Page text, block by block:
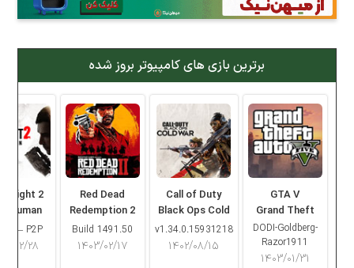
جهت دریافت آخرین اخبار و اطلاعات ما را در کانال رسمی دانلود در
بله دنبال کنید (ورود)
...
برترین بازی های کامپیوتر بروز شده
GTA V
Grand Theft
Auto V
DODI-Goldberg-
Razor1911
۱۴۰۳/۰۱/۳۱
Call of Duty
Black Ops Cold
War
v1.34.0.15931218
۱۴۰۲/۰۸/۱۵
Red Dead
Redemption 2
Build 1491.50
۱۴۰۳/۰۲/۱۷
Light 2
Human
– P2P
۱۴۰۳/